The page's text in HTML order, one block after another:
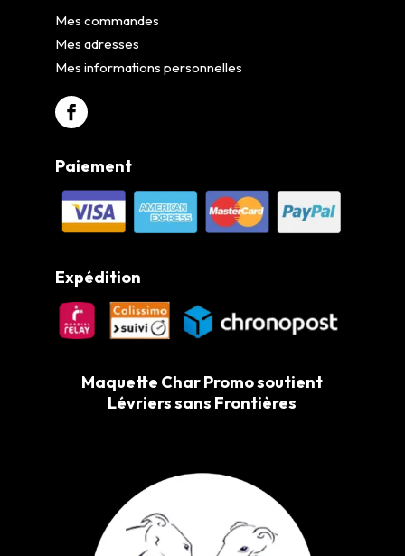
Mes commandes
Mes adresses
Mes informations personnelles
Paiement
Expédition
Maquette Char Promo soutient
Lévriers sans Frontières